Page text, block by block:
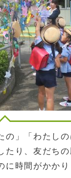
の」「わたし
たり、友だち
に時間がかか